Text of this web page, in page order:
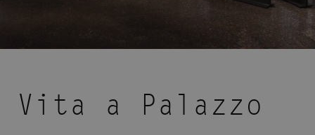
Vita a Palazzo